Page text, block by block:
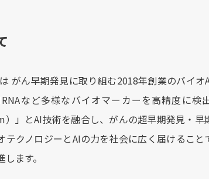
がん早期発見に取り組む2018年創業のバイ
など多様なバイオマーカーを高精度に検
」とAI技術を融合し、がんの超早期発見・早
テクノロジーとAIの力を社会に広く届けるこ
ます。